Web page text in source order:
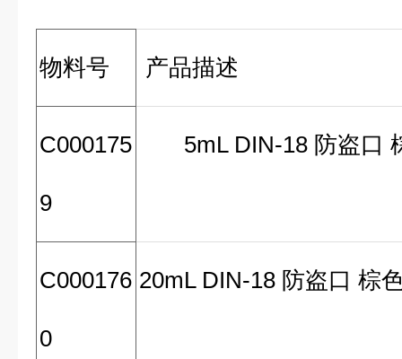
物料号 产品描述
C000175
9
5mL DIN-18 防盗口
C000176
0
20mL DIN-18 防盗口 棕